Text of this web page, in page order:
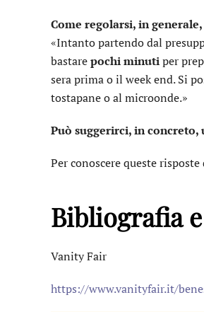
Come regolarsi, in
«Intanto partendo dal
bastarepochi minutiper
sera prima o il week end. Si
tostapane o al microonde.»
Può suggerirci, in concreto,
Per conoscere queste
Bibliografia
Vanity Fair
https://www.vanityfair.it/